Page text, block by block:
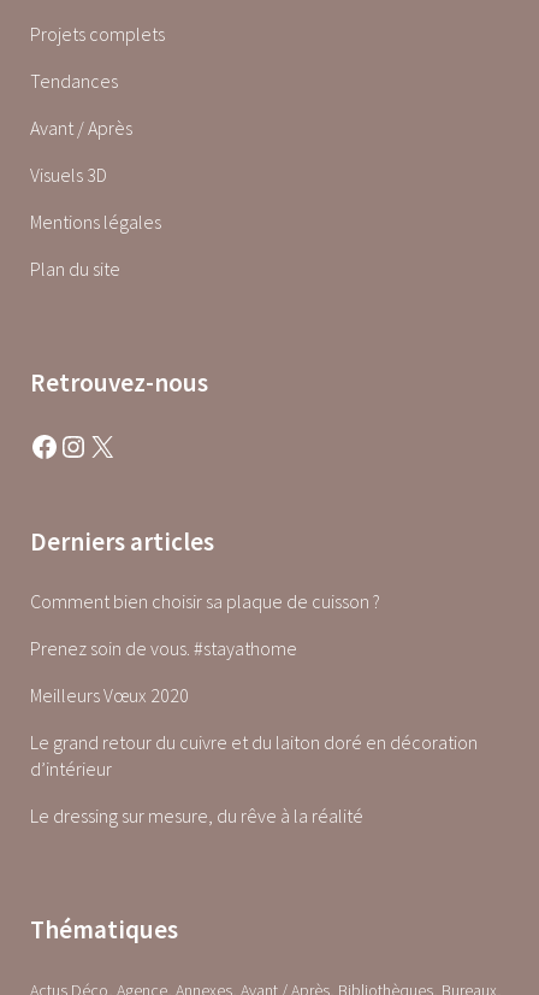
Projets complets
Tendances
Avant / Après
Visuels 3D
Mentions légales
Plan du site
Retrouvez-nous
Facebook Instagram X
Derniers articles
Comment bien choisir sa plaque de cuisson ?
Prenez soin de vous. #stayathome
Meilleurs Vœux 2020
Le grand retour du cuivre et du laiton doré en décoration
d’intérieur
Le dressing sur mesure, du rêve à la réalité
Thématiques
Actus Déco Agence Annexes Avant / Après Bibliothèques Bureaux